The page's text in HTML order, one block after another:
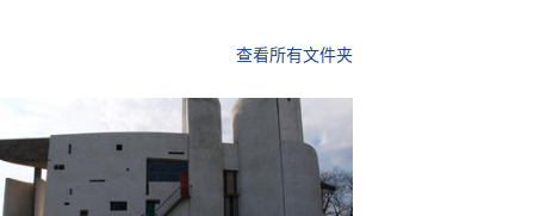
查看所有文件夹